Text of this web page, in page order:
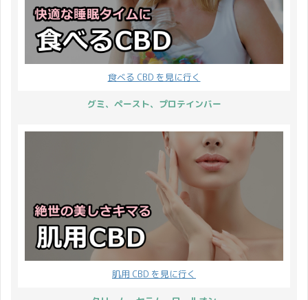
食べる CBD を見に行く
グミ、ペースト、プロテインバー
肌用 CBD を見に行く